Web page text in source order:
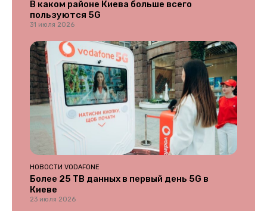
В каком районе Киева больше всего
пользуются 5G
31 июля 2026
НОВОСТИ VODAFONE
Более 25 ТВ данных в первый день 5G в
Киеве
23 июля 2026